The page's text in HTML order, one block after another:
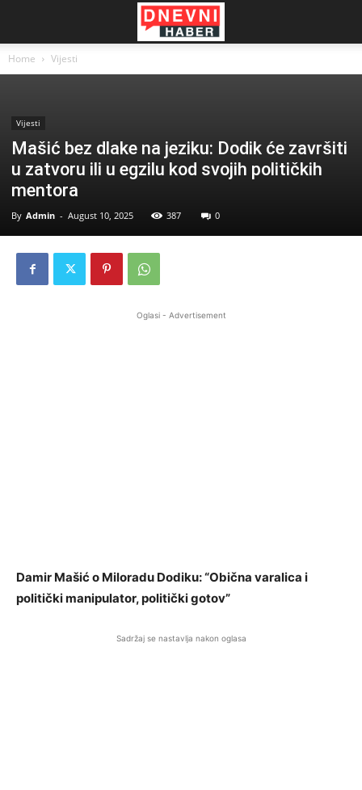
Home Vijesti
Vijesti
Mašić bez dlake na jeziku: Dodik će završiti
u zatvoru ili u egzilu kod svojih političkih
mentora
By Admin - August 10, 2025 387 0
Oglasi - Advertisement
Damir Mašić o Miloradu Dodiku: “Obična varalica i
politički manipulator, politički gotov”
Sadržaj se nastavlja nakon oglasa